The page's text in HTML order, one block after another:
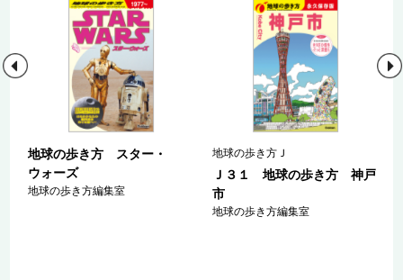
地球の歩き方 スター・
ウォーズ
地球の歩き方編集室
地球の歩き方Ｊ
Ｊ３１ 地球の歩き方 神戸
市
地球の歩き方編集室